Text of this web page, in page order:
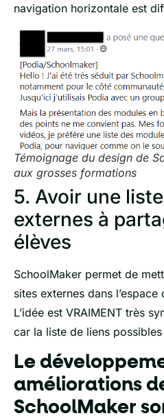
navigation horizontale est
Témoignage du design de
aux grosses formations
5. Avoir une
externes à
élèves
SchoolMaker permet de
sites externes dans
L’idée est VRAIMENT très
car la liste de liens
Le
améliorations
SchoolMaker